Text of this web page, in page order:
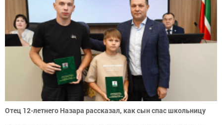
Отец 12-летнего Назара рассказал, как сын спас школьницу